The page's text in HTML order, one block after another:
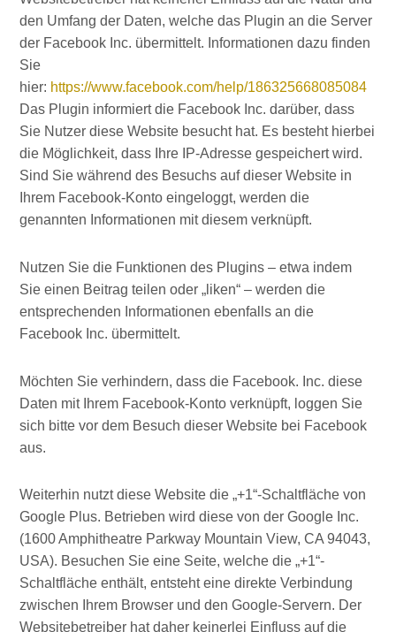
den Umfang der Daten, welche das Plugin an die Server
der Facebook Inc. übermittelt. Informationen dazu finden
Sie
hier: https://www.facebook.com/help/186325668085084
Das Plugin informiert die Facebook Inc. darüber, dass
Sie Nutzer diese Website besucht hat. Es besteht hierbei
die Möglichkeit, dass Ihre IP-Adresse gespeichert wird.
Sind Sie während des Besuchs auf dieser Website in
Ihrem Facebook-Konto eingeloggt, werden die
genannten Informationen mit diesem verknüpft.
Nutzen Sie die Funktionen des Plugins – etwa indem
Sie einen Beitrag teilen oder „liken“ – werden die
entsprechenden Informationen ebenfalls an die
Facebook Inc. übermittelt.
Möchten Sie verhindern, dass die Facebook. Inc. diese
Daten mit Ihrem Facebook-Konto verknüpft, loggen Sie
sich bitte vor dem Besuch dieser Website bei Facebook
aus.
Weiterhin nutzt diese Website die „+1“-Schaltfläche von
Google Plus. Betrieben wird diese von der Google Inc.
(1600 Amphitheatre Parkway Mountain View, CA 94043,
USA). Besuchen Sie eine Seite, welche die „+1“-
Schaltfläche enthält, entsteht eine direkte Verbindung
zwischen Ihrem Browser und den Google-Servern. Der
Websitebetreiber hat daher keinerlei Einfluss auf die